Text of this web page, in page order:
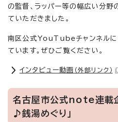
の監督、ラッパー等の幅広い分野
ていただきました。
南区公式YouTubeチャンネルに
ています。ぜひご覧ください。
インタビュー動画 （外部リンク）
名古屋市公式note連載
♪銭湯めぐり」